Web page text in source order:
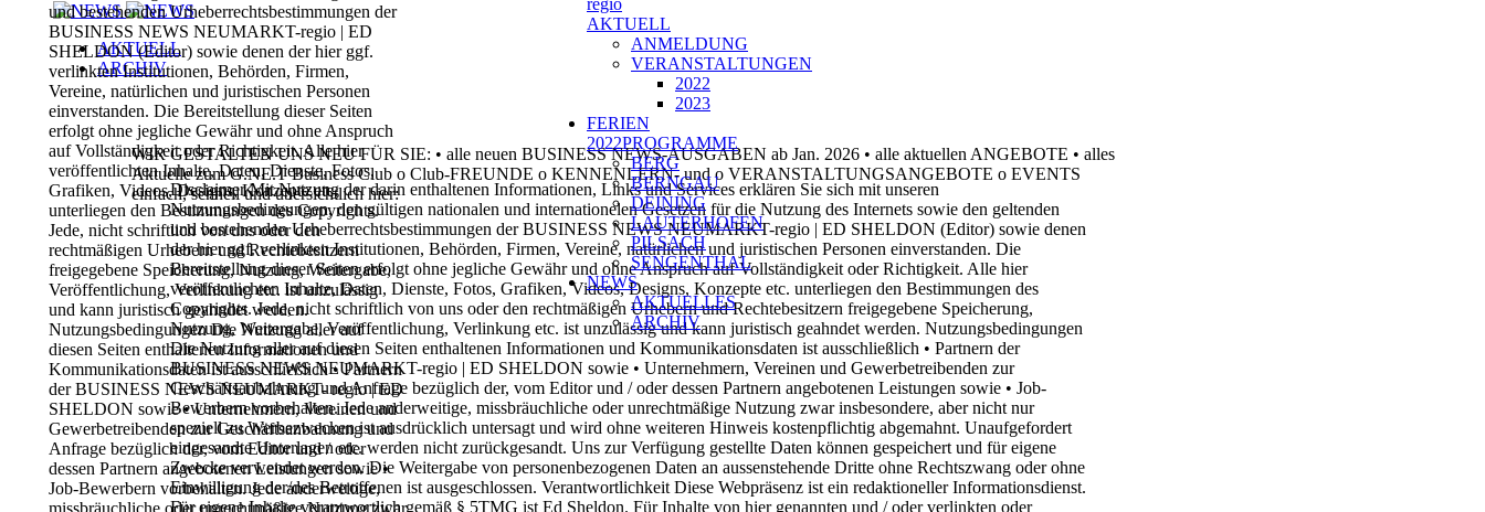
AKTUELL
ARCHIV
Disclaimer Mit Nutzung der darin enthaltenen Informationen, Links und Services erklären Sie sich mit unseren
Nutzungsbedingungen, dengültigen nationalen und internationelen Gesetzen für die Nutzung des Internets sowie den geltenden
und bestehendenUrheberrechtsbestimmungen derBUSINESS NEWSNEUMARKT-regio | ED SHELDON (Editor) sowie denen
der hier ggf. verlinktenInstitutionen, Behörden, Firmen, Vereine, natürlichen und juristischen Personen einverstanden. Die
Bereitstellung dieser Seitenerfolgt ohne jegliche Gewähr und ohne Anspruch auf Vollständigkeit oder Richtigkeit. Alle hier
veröffentlichten Inhalte, Daten, Dienste, Fotos, Grafiken, Videos, Designs, Konzepte etc. unterliegen den Bestimmungen des
Copyrights. Jede, nicht schriftlich von uns oder den rechtmäßigen Urhebern und Rechtebesitzern freigegebene Speicherung,
Nutzung, Weitergabe, Veröffentlichung, Verlinkung etc. ist unzulässig und kann juristisch geahndet werden. Nutzungsbedingungen
Die Nutzung aller auf diesen Seiten enthaltenen Informationen und Kommunikationsdaten ist ausschließlich • Partnern der
BUSINESSNEWSNEUMARKT-regio | ED SHELDON sowie • Unternehmern, Vereinen und Gewerbetreibenden zur
Geschäftsanbahnung und Anfrage bezüglich der, vom Editor und / oderdessen Partnern angebotenen Leistungen sowie • Job-
Bewerbern vorbehalten. Jede anderweitige, missbräuchliche oder unrechtmäßige Nutzung zwar insbesondere, aber nicht nur
speziell zuWerbezwecken ist ausdrücklich untersagt und wird ohne weiteren Hinweis kostenpflichtig abgemahnt. Unaufgefordert
eingesandte Unterlagen etc. werden nicht zurückgesandt. Uns zur Verfügung gestellte Daten können gespeichert und füreigene
Zwecke verwendet werden. Die Weitergabe von personenbezogenen Daten an aussenstehende Dritte ohne Rechtszwang oder ohne
Einwilligung der/des Betroffenen ist ausgeschlossen. Verantwortlichkeit Diese Webpräsenz ist ein redaktioneller Informationsdienst.
Für eigene Inhalte verantwortlich gemäß § 5TMG ist Ed Sheldon. Für Inhalte von hier genannten und / oder verlinkten oder
WIR GESTALTEN UNS NEU FÜR SIE: • alle neuen BUSINESS NEWS-AUSGABEN ab Jan. 2026 • alle aktuellen ANGEBOTE • alles
Aktuelle zum G.NE.T Business Club o Club-FREUNDE o KENNENLERN- und o VERANSTALTUNGSANGEBOTE o EVENTS
einfach, schnell und übersichtlich hier:
und bestehendenUrheberrechtsbestimmungen der
BUSINESS NEWS NEUMARKT-regio | ED
SHELDON(Editor) sowie denen der hier ggf.
verlinkten Institutionen, Behörden, Firmen,
Vereine, natürlichen und juristischen Personen
einverstanden. Die Bereitstellung dieser Seiten
erfolgt ohne jegliche Gewähr und ohne Anspruch
auf Vollständigkeitoder Richtigkeit.Alle hier
veröffentlichten Inhalte, Daten, Dienste,Fotos,
Grafiken, Videos, Designs, Konzepte etc.
unterliegen den Bestimmungen des Copyrights.
Jede, nicht schriftlich von uns oder den
rechtmäßigen Urhebern und Rechtebesitzern
freigegebene Speicherung, Nutzung, Weitergabe,
Veröffentlichung, Verlinkung etc. ist unzulässig
und kann juristisch geahndet werden.
Nutzungsbedingungen Die Nutzung aller auf
diesen Seiten enthaltenenInformationen und
Kommunikationsdaten istausschließlich• Partnern
derBUSINESS NEWSNEUMARKT- regio |ED
SHELDON sowie • Unternehmern, Vereinenund
GewerbetreibendenzurGeschäftsanbahnung und
Anfrage bezüglichder,vom Editor und / oder
dessen Partnern angebotenen Leistungen sowie •
Job-Bewerbern vorbehalten. Jede anderweitige,
missbräuchliche oder unrechtmäßige Nutzung zwar
regio
AKTUELL
ANMELDUNG
VERANSTALTUNGEN
2022
2023
FERIEN
2022PROGRAMME
BERG
BERNGAU
DEINING
LAUTERHOFEN
PILSACH
SENGENTHAL
NEWS
AKTUELLES
ARCHIV